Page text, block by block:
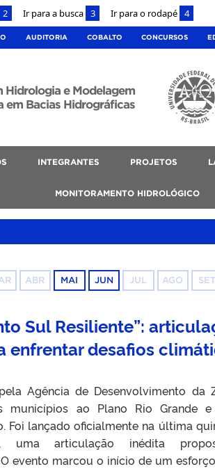
2 Ir para a busca 3 Ir para o rodapé 4
AUDITORIA COBALTO CONCURSOS
Hidrologia e Modelagem
em Bacias Hidrográficas
INTEGRANTES PROJETOS
MONITORAMENTO HIDROLÓGICO
ABR MAI JUN JUL AGO SET
Sul Resiliente”:
enfrentar desafios
Agência de Desenvolvimento da
municípios ao Plano Rio Grande
Foi lançado oficialmente na última
uma articulação inédita
evento marcou o início de um